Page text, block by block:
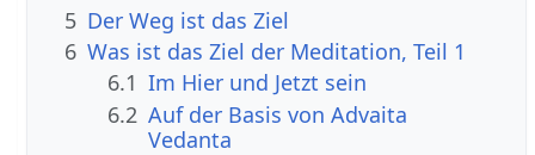
5 Der Weg ist das Ziel
6 Was ist das Ziel der Meditation, Teil 1
6.1 Im Hier und Jetzt sein
6.2 Auf der Basis von Advaita
Vedanta